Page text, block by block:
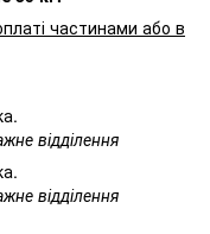
частинами або в
відділення
відділення